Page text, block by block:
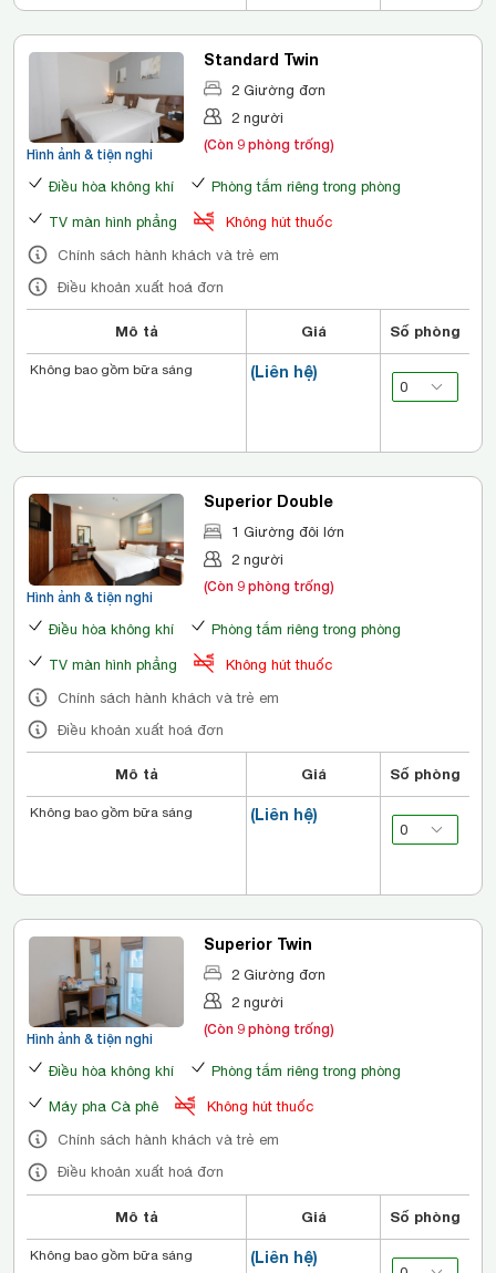
Hình ảnh & tiện nghi
Standard Twin
2 Giường đơn
2 người
(Còn 9 phòng trống)
Điều hòa không khí Phòng tắm riêng trong phòng
TV màn hình phẳng
Không hút thuốc
Chính sách hành khách và trẻ em
Điều khoản xuất hoá đơn
Mô tả Giá Số phòng
(Liên hệ)
Không bao gồm bữa sáng
Hình ảnh & tiện nghi
Superior Double
1 Giường đôi lớn
2 người
(Còn 9 phòng trống)
Điều hòa không khí Phòng tắm riêng trong phòng
TV màn hình phẳng
Không hút thuốc
Chính sách hành khách và trẻ em
Điều khoản xuất hoá đơn
Mô tả Giá Số phòng
(Liên hệ)
Không bao gồm bữa sáng
Hình ảnh & tiện nghi
Superior Twin
2 Giường đơn
2 người
(Còn 9 phòng trống)
Điều hòa không khí Phòng tắm riêng trong phòng
Máy pha Cà phê
Không hút thuốc
Chính sách hành khách và trẻ em
Điều khoản xuất hoá đơn
Mô tả Giá Số phòng
(Liên hệ)
Không bao gồm bữa sáng